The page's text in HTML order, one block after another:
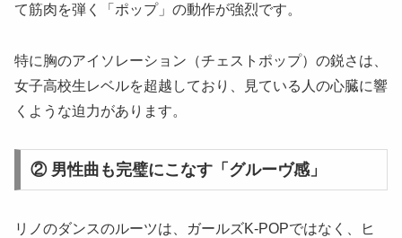
て筋肉を弾く「ポップ」の動作が強烈です。
特に胸のアイソレーション（チェストポップ）の鋭さは、
女子高校生レベルを超越しており、見ている人の心臓に響
くような迫力があります。
② 男性曲も完璧にこなす「グルーヴ感」
リノのダンスのルーツは、ガールズK-POPではなく、ヒ